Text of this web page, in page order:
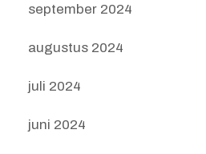
september 2024
augustus 2024
juli 2024
juni 2024